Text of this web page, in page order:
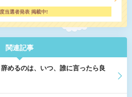
当選者発表 掲載中!
関連記事
めるのは、いつ、誰に言ったら良